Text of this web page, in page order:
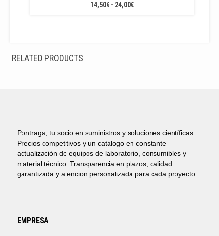
24,00€
14,50€ - 24,00€RANGO
RELATED PRODUCTS
Pontraga, tu socio en suministros y soluciones científicas.
Precios competitivos y un catálogo en constante
actualización de equipos de laboratorio, consumibles y
material técnico. Transparencia en plazos, calidad
garantizada y atención personalizada para cada proyecto
EMPRESA